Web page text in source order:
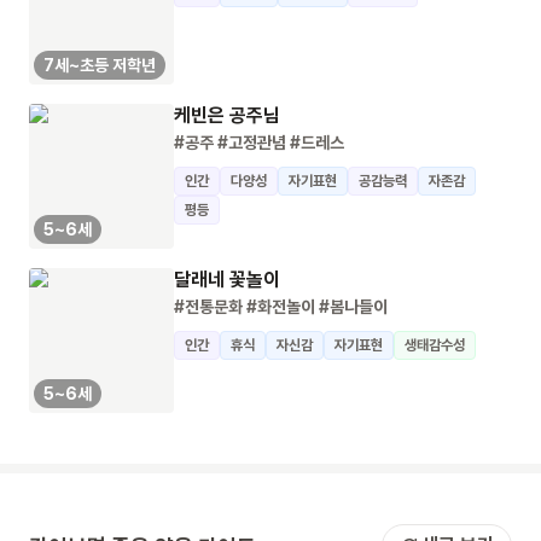
7세~초등 저학년
5~6세
케빈은 공주님
#공주#고정관념 #드레스
인간 다양성 자기표현 공감능력
자존감
평등
5~6세
달래네 꽃놀이
#전통문화#화전놀이 #봄나들이
인간 휴식 자신감 자기표현 생태감수성